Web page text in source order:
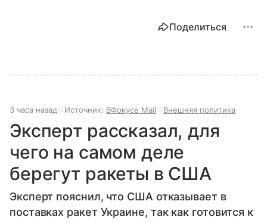
Поделиться
3 часа назад Источник: ВФокусе Mail Внешняя политика
Эксперт рассказал, для
чего на самом деле
берегут ракеты в США
Эксперт пояснил, что США отказывает в
поставках ракет Украине, так как готовится к